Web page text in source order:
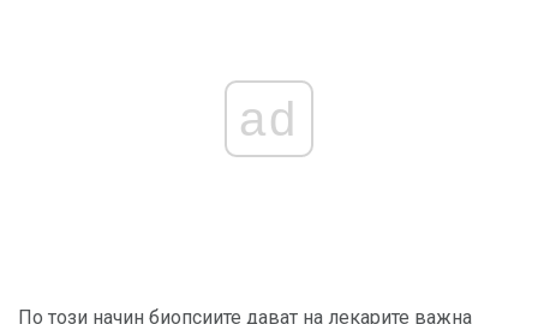
ad
По този начин биопсиите дават на лекарите важна